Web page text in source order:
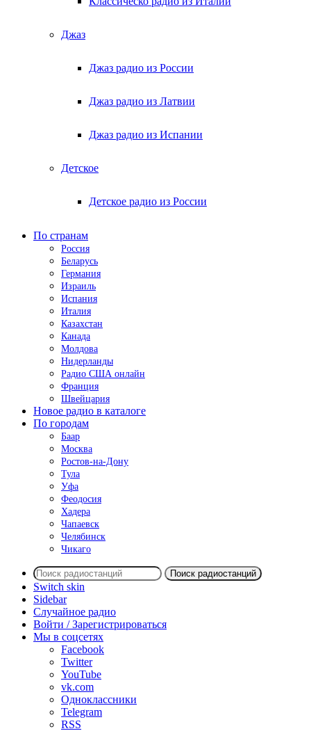
Джаз
Джаз радио из России
Джаз радио из Латвии
Джаз радио из Испании
Детское
Детское радио из России
По странам
Россия
Беларусь
Германия
Израиль
Испания
Италия
Казахстан
Канада
Молдова
Нидерланды
Радио США онлайн
Франция
Швейцария
Новое радио в каталоге
По городам
Баар
Москва
Ростов-на-Дону
Тула
Уфа
Феодосия
Хадера
Чапаевск
Челябинск
Чикаго
Поиск радиостанций
Switch skin
Sidebar
Случайное радио
Войти / Зарегистрироваться
Мы в соцсетях
Facebook
Twitter
YouTube
vk.com
Одноклассники
Telegram
RSS